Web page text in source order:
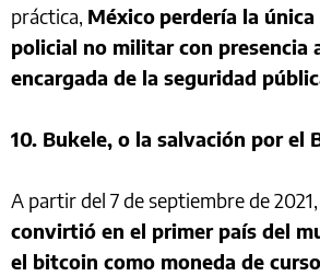
práctica, México perdería la
policial no militar con presencia
encargada de la seguridad
10. Bukele, o la salvación por el
A partir del 7 de septiembre de 2021,
convirtió en el primer país del
el bitcoin como moneda de